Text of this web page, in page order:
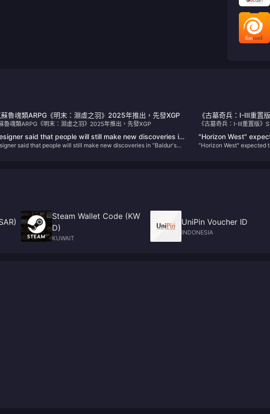
魯魂類ARPG《明末：淵虛之羽》2025年推出，先發XGP
魯魂類ARPG《明末：淵虛之羽》2025年推出，先發XGP
《古墓奇兵：I-III重置
《古墓奇兵：I-III重置版》
said that people will still make new discoveries in
Gate 3" in the future
said that people will still make new discoveries in "Baldur's
"Horizon West"
after joining PS+
"Horizon West" expected
Steam Wallet Code (KW
D)
KUWAIT
UniPin Voucher ID
INDONESIA